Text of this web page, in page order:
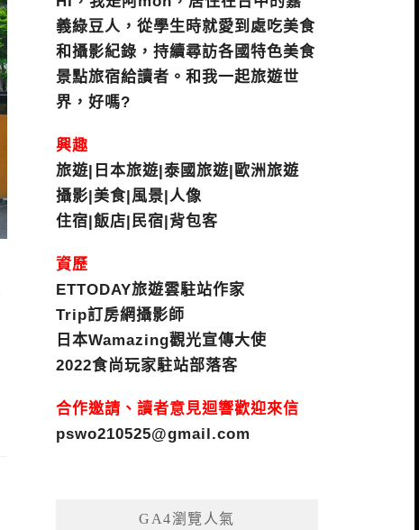
義綠豆人，從學生時就愛到處吃美食
和攝影紀錄，持續尋訪各國特色美食
景點旅宿給讀者。和我一起旅遊世
界，好嗎?
興趣
旅遊|日本旅遊|泰國旅遊|歐洲旅遊
攝影|美食|風景|人像
住宿|飯店|民宿|背包客
資歷
ETTODAY旅遊雲駐站作家
Trip訂房網攝影師
日本Wamazing觀光宣傳大使
2022食尚玩家駐站部落客
合作邀請、讀者意見迴響歡迎來信
pswo210525@gmail.com
GA4瀏覽人氣